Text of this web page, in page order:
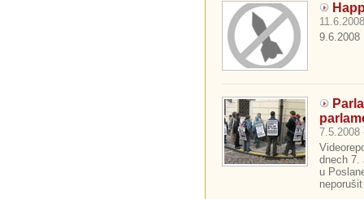
9.6.2008
7.5.2008
dnech 7.
u